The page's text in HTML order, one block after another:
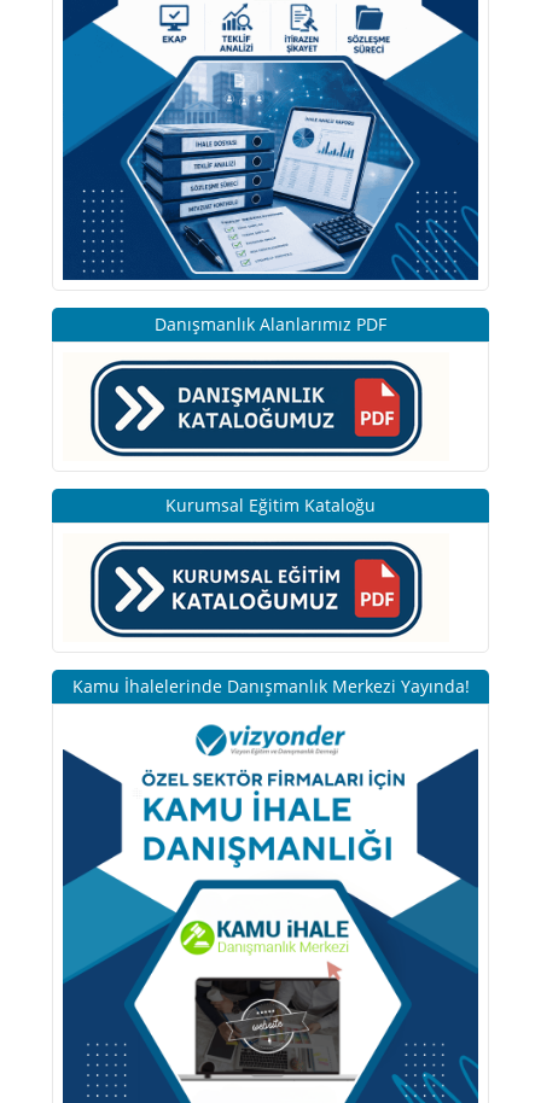
Danışmanlık Alanlarımız PDF
Kurumsal Eğitim Kataloğu
Kamu İhalelerinde Danışmanlık Merkezi Yayında!